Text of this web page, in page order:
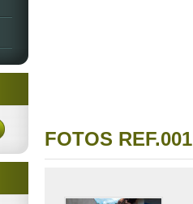
FOTOS REF.001